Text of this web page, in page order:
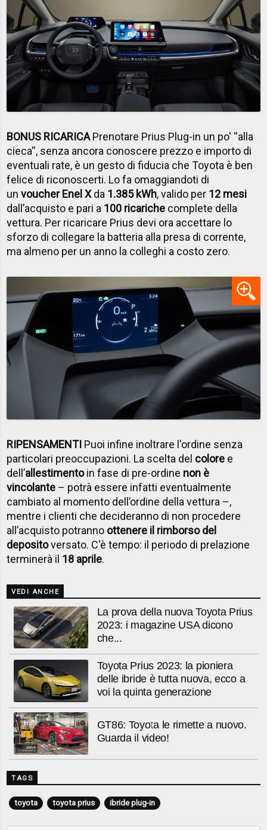
BONUS RICARICAPrenotare Prius Plug-in un po' ''alla
cieca'', senza ancora conoscere prezzo e importo di
eventuali rate, è un gesto di fiducia che Toyota è ben
felice di riconoscerti. Lo fa omaggiandoti di
unvoucher Enel Xda 1.385 kWh, valido per 12 mesi
dall’acquisto e pari a 100 ricariche complete della
vettura. Per ricaricare Prius devi ora accettare lo
sforzo di collegare la batteria alla presa di corrente,
ma almeno per un anno la colleghi a costo zero.
RIPENSAMENTI Puoi infine inoltrare l'ordine senza
particolari preoccupazioni. La scelta del colore e
dell’allestimentoin fase di pre-ordine non è
vincolante – potrà essere infatti eventualmente
cambiato al momento dell’ordine della vettura –,
mentre i clienti che decideranno di non procedere
all’acquisto potranno ottenere il rimborso del
depositoversato. C'è tempo: il periodo di prelazione
terminerà il 18 aprile.
VEDI ANCHE
La prova della nuova Toyota Prius
2023: i magazine USA dicono
che...
Toyota Prius 2023: la pioniera
delle ibride è tutta nuova, ecco a
voi la quinta generazione
GT86: Toyota le rimette a nuovo.
Guarda il video!
TAGS
toyota toyota prius ibride plug-in